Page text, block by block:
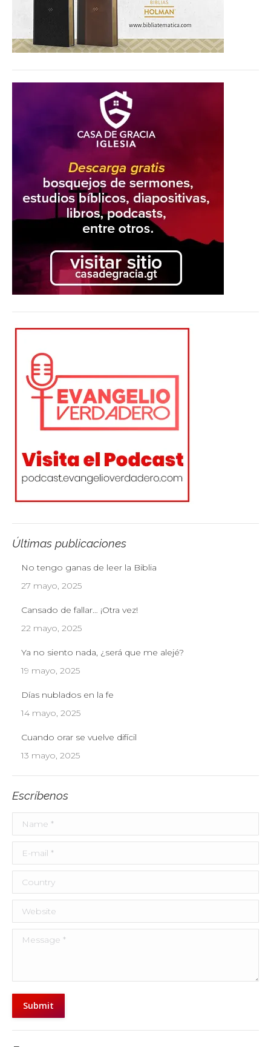
Últimas publicaciones
No tengo ganas de leer la Biblia
27 mayo, 2025
Cansado de fallar… ¡Otra vez!
22 mayo, 2025
Ya no siento nada, ¿será que me alejé?
19 mayo, 2025
Días nublados en la fe
14 mayo, 2025
Cuando orar se vuelve difícil
13 mayo, 2025
Escríbenos
Name *
E-mail *
Country
Website
Message *
Submit